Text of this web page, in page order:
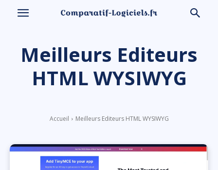
Meilleurs Editeurs
HTML WYSIWYG
Accueil Meilleurs Editeurs HTML WYSIWYG